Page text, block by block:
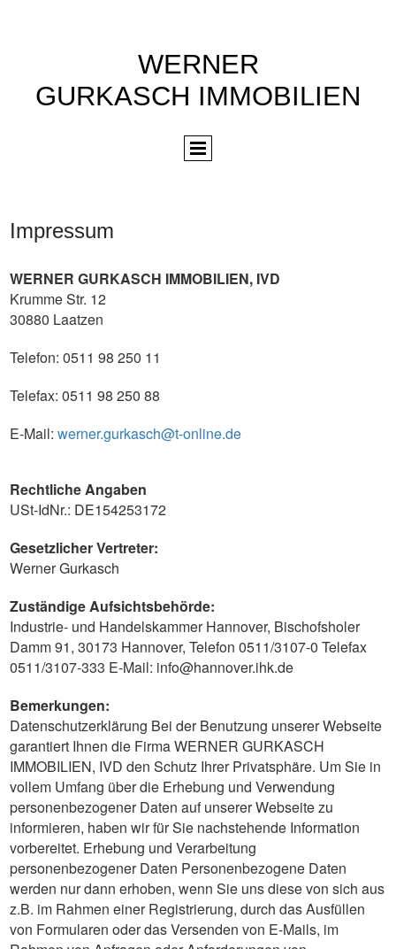
WERNER
GURKASCH IMMOBILIEN
Impressum
WERNER GURKASCH IMMOBILIEN, IVD
Krumme Str. 12
30880 Laatzen
Telefon: 0511 98 250 11
Telefax: 0511 98 250 88
E-Mail:werner.gurkasch@t-online.de
Rechtliche Angaben
USt-IdNr.: DE154253172
Gesetzlicher Vertreter:
Werner Gurkasch
Zuständige Aufsichtsbehörde:
Industrie- und Handelskammer Hannover, Bischofsholer
Damm 91, 30173 Hannover, Telefon 0511/3107-0 Telefax
0511/3107-333 E-Mail: info@hannover.ihk.de
Bemerkungen:
Datenschutzerklärung Bei der Benutzung unserer Webseite
garantiert Ihnen die Firma WERNER GURKASCH
IMMOBILIEN, IVD den Schutz Ihrer Privatsphäre. Um Sie in
vollem Umfang über die Erhebung und Verwendung
personenbezogener Daten auf unserer Webseite zu
informieren, haben wir für Sie nachstehende Information
vorbereitet. Erhebung und Verarbeitung
personenbezogener Daten Personenbezogene Daten
werden nur dann erhoben, wenn Sie uns diese von sich aus
z.B. im Rahmen einer Registrierung, durch das Ausfüllen
von Formularen oder das Versenden von E-Mails, im